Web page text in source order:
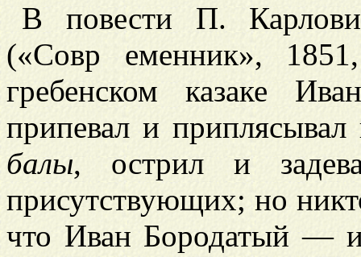
В повести П.
(«Совр еменник»,
гребенском казаке
припевал и
балы, острил и
присутствующих; но
что Иван Бородатый —